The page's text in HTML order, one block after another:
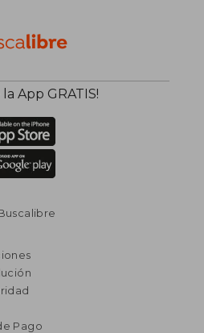
40%
App GRATIS!
Pago